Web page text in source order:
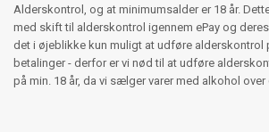
Alderskontrol, og at minimumsalder er 18 år.
med skift til alderskontrol igennem ePay og
det i øjeblikke kun muligt at udføre alderskontrol
betalinger - derfor er vi nød til at udføre
på min. 18 år, da vi sælger varer med alkohol over